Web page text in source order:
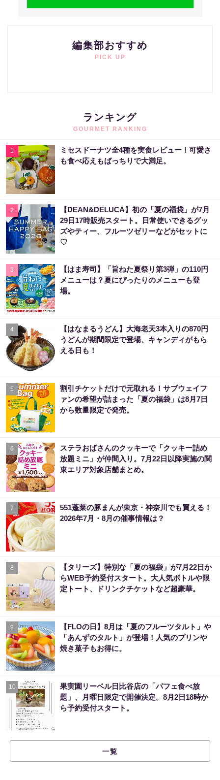
編集部おすすめ
PICK UP
ランキング
GOURMET RANKING
1
ミセスドーナツ全4種を実食レビュー！可愛さ
も食べ応えもばっちりで大満足。
2
【DEAN&DELUCA】初の「夏の福袋」が7月
29日17時販売スタート。日常使いできるグッ
ズやティー、フルーツゼリーなどがセットに
♡
3
【はま寿司】「旨ねた夏祭り第3弾」の110円
メニューは？夏にぴったりのメニューも登
場。
4
【はなまるうどん】大海老天3本入りの870円
うどんが期間限定で登場、キャンディがもら
える日も！
5
割引チケットだけで元取れる！サブウェイフ
ァンの希望が詰まった「夏の福袋」は8月7日
から数量限定で発売。
6
ステラおばさんのクッキーで「クッキー詰め
放題ミニ」が仲間入り。7月22日以降実施の関
東エリア対象店舗まとめ。
7
551蓬莱の豚まんが東京・神奈川でも買える！
2026年7月・8月の催事情報は？
8
【タリーズ】特別な「夏の福袋」が7月22日か
らWEB予約受付スタート。大人気ボトルや限
定トート、ドリンクチケットなど超豪華。
9
【FLOの日】8月は「夏のフルーツタルト」や
「あんずのタルト」が登場！人気のプリンや
焼き菓子もお得に。
10
果実園リーベル日比谷店の「パフェ食べ放
題」、月曜日限定で開催決定。8月2日18時か
ら予約受付スタート。
一覧